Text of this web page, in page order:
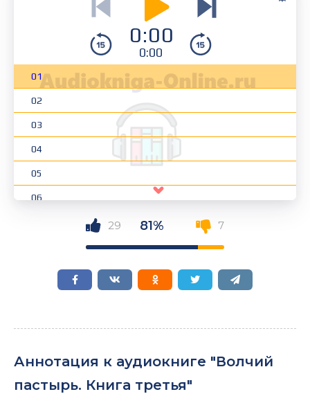
0:00
0:00
01
02
03
04
05
06
13
14
29 81% 7
Аннотация к аудиокниге "Волчий
пастырь. Книга третья"